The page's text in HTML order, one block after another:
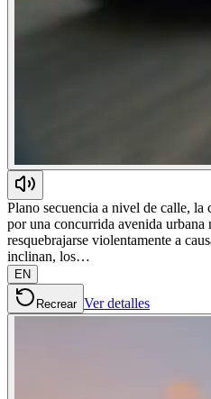
Plano secuencia a nivel de calle, la
por una concurrida avenida urbana
resquebrajarse violentamente a
inclinan, los…
EN
Recrear Ver detalles